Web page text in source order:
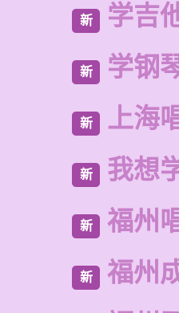
新 学吉
新 学钢
新 上海
新 我想
新 福州
新 福州